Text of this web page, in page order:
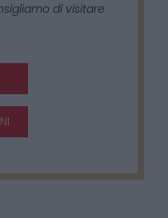
di visitare